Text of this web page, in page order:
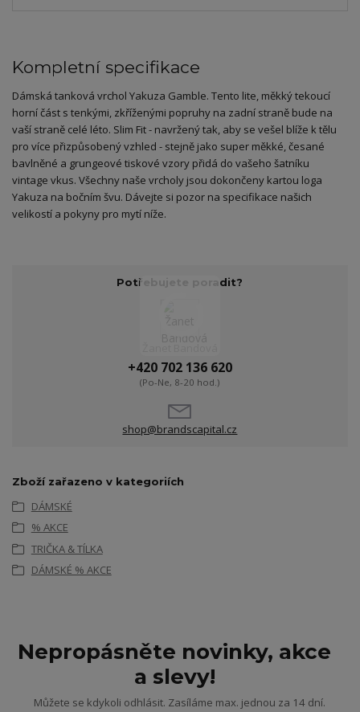
Kompletní specifikace
Dámská tanková vrchol Yakuza Gamble. Tento lite, měkký tekoucí
horní část s tenkými, zkříženými popruhy na zadní straně bude na
vaší straně celé léto. Slim Fit - navržený tak, aby se vešel blíže k tělu
pro více přizpůsobený vzhled - stejně jako super měkké, česané
bavlněné a grungeové tiskové vzory přidá do vašeho šatníku
vintage vkus. Všechny naše vrcholy jsou dokončeny kartou loga
Yakuza na bočním švu. Dávejte si pozor na specifikace našich
velikostí a pokyny pro mytí níže.
Potřebujete poradit?
+420 702 136 620
(Po-Ne, 8-20 hod.)
shop@brandscapital.cz
Zboží zařazeno v kategoriích
DÁMSKÉ
% AKCE
TRIČKA & TÍLKA
DÁMSKÉ % AKCE
Nepropásněte novinky, akce
a slevy!
Můžete se kdykoli odhlásit. Zasíláme max. jednou za 14 dní.